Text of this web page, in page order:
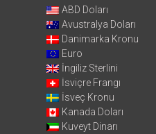
ABD Doları
Avustralya Doları
Danimarka Kronu
Euro
İngiliz Sterlini
İsviçre Frangı
İsveç Kronu
Kanada Doları
Kuveyt Dinarı